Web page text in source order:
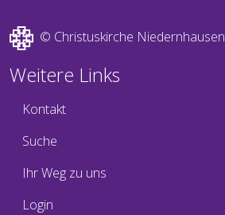
© Christuskirche Niedernhausen
Weitere Links
Kontakt
Suche
Ihr Weg zu uns
Login